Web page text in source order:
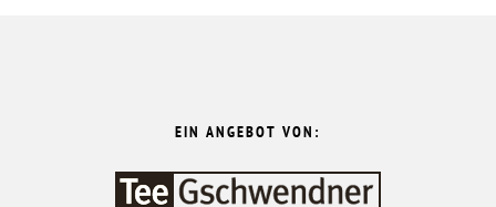
EIN ANGEBOT VON: